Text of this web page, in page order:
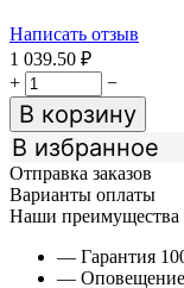
Написать отзыв
1 039.50 ₽
+
−
В корзину
В избранное
Отправка заказов
Варианты оплаты
Наши преимущества
— Гарантия
— Оповещение